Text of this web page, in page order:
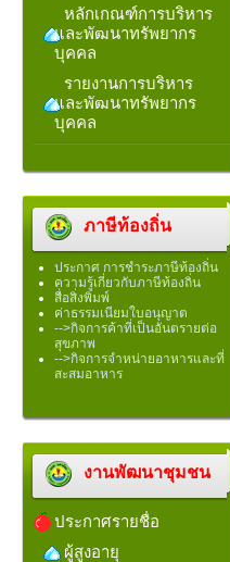
หลักเกณฑ์การบริหาร
และพัฒนาทรัพยากร
บุคคล
รายงานการบริหาร
และพัฒนาทรัพยากร
บุคคล
ภาษีท้องถิ่น
ประกาศ การชำระภาษีท้องถิ่น
ความรู้เกี่ยวกับภาษีท้องถิ่น
สื่อสิ่งพิมพ์
ค่าธรรมเนียมใบอนุญาต
-->กิจการค้าที่เป็นอันตรายต่อ
สุขภาพ
-->กิจการจำหน่ายอาหารและที่
สะสมอาหาร
งานพัฒนาชุมชน
ประกาศรายชื่อ
ผู้สูงอายุ